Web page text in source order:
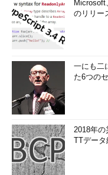
ここに、クライアント
Professional、XP
値が、Server向け
「AutoShareServer」と
を「0」にする。値作成
しなくてよい。逆に、こ
作成されるようになる。
ただしこうして管理共
など、管理共有の存在を
Microsoft
のリリー
一にも二
た6つの
2018年の
TTデータ